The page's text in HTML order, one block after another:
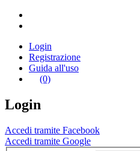
Login
Registrazione
Guida all'uso
(0)
Login
Accedi tramite Facebook
Accedi tramite Google